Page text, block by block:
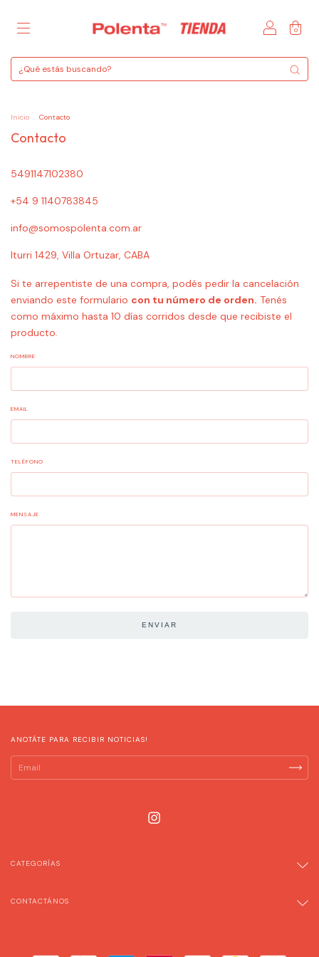
0
Inicio . Contacto
Contacto
5491147102380
+54 9 1140783845
info@somospolenta.com.ar
Iturri 1429, Villa Ortuzar, CABA
Si te arrepentiste de una compra, podés pedir la cancelación
enviando este formulario con tu número de orden. Tenés
como máximo hasta 10 días corridos desde que recibiste el
producto.
NOMBRE
EMAIL
TELÉFONO
MENSAJE
ENVIAR
ANOTÁTE PARA RECIBIR NOTICIAS!
CATEGORÍAS
CONTACTÁNOS